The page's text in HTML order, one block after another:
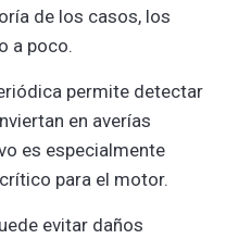
de los casos, los
a poco.
permite detectar
en averías
es especialmente
para el motor.
evitar daños